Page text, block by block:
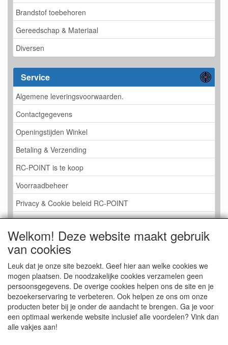
Brandstof toebehoren
Gereedschap & Materiaal
Diversen
Service
Algemene leveringsvoorwaarden.
Contactgegevens
Openingstijden Winkel
Betaling & Verzending
RC-POINT is te koop
Voorraadbeheer
Privacy & Cookie beleid RC-POINT
LINK PAGINA
Gastenboek RC-POINT
Kijkje in de Winkel
Welkom! Deze website maakt gebruik
van cookies
Leuk dat je onze site bezoekt. Geef hier aan welke cookies we
mogen plaatsen. De noodzakelijke cookies verzamelen geen
persoonsgegevens. De overige cookies helpen ons de site en je
bezoekerservaring te verbeteren. Ook helpen ze ons om onze
producten beter bij je onder de aandacht te brengen. Ga je voor
een optimaal werkende website inclusief alle voordelen? Vink dan
alle vakjes aan!